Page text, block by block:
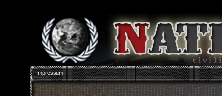
Impressum